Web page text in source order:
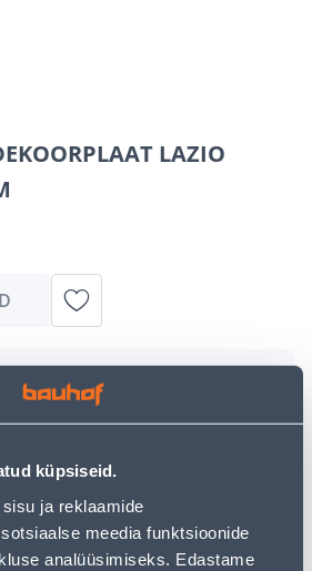
küpsiseid.
ja reklaamide
meedia funktsioonide
analüüsimiseks. Edastame
LAZIO
teid, et soovitud toode on
tõttu ajutiselt otsas. Siiski
alternatiive samast
naastesavalehele
otsingufunktsiooni, et leida
valikuid. Head ostlemist!